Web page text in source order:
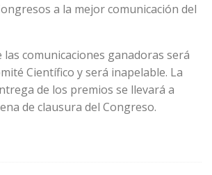
a la mejor comunicación del
las comunicaciones ganadoras será
Científico y será inapelable. La
de los premios se llevará a
de clausura del Congreso.